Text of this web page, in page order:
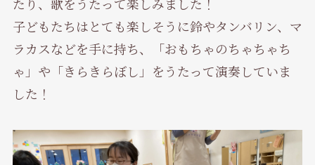
子どもたちはとても楽しそうに鈴やタンバリン、マ
ラカスなどを手に持ち、「おもちゃのちゃちゃち
ゃ」や「きらきらぼし」をうたって演奏していま
した！